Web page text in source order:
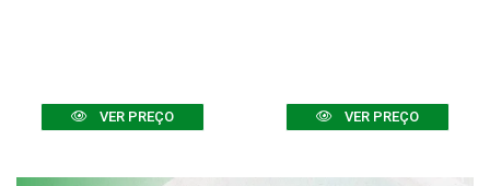
VER PREÇO VER PREÇO